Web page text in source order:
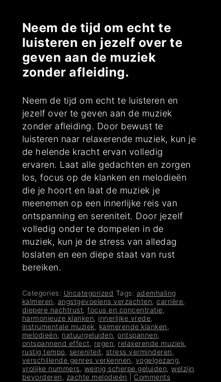
Neem de tijd om echt te
luisteren en jezelf over te
geven aan de muziek
zonder afleiding.
Neem de tijd om echt te luisteren en
jezelf over te geven aan de muziek
zonder afleiding. Door bewust te
luisteren naar relaxerende muziek, kun je
de helende kracht ervan volledig
ervaren. Laat alle gedachten en zorgen
los, focus op de klanken en melodieën
die je hoort en laat de muziek je
meenemen op een innerlijke reis van
ontspanning en sereniteit. Door jezelf
volledig onder te dompelen in de
muziek, kun je de stress van alledag
loslaten en een diepe staat van rust
bereiken.
Categories: Uncategorized Tags: ademhaling
kalmeren , angstgevoelens verzachten,carrière,
diepere nachtrust,focus en concentratie,
harmonieuze klanken, innerlijke vrede,
instrumentale muziek, kalmerende klanken ,
melodieën, natuurgeluiden,ontspannen,
ontspannend effect , regen, relaxerende muziek,
rustig tempo, sereniteit , stress verminderen ,
verschillende genres verkennen , vogelgezang,
vrolijke nummers, weinig scherpe geluiden,welzijn
bevorderen , zachte melodieën Comments